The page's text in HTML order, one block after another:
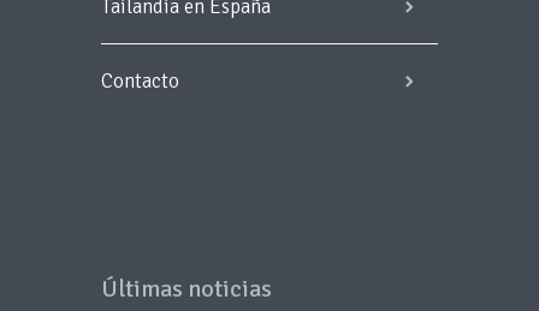
Tailandia en España
Contacto
Últimas noticias